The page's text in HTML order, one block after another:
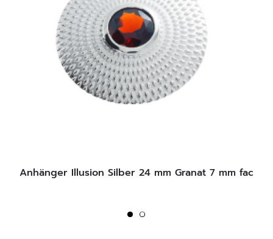
Anhänger Illusion Silber 24 mm Granat 7 mm fac